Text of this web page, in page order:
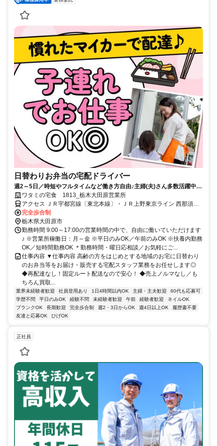
日替わりお弁当の宅配ドライバー
週2～5日／時短やフルタイムなど働き方自由♪主婦(夫)さん多数活躍中！
サポート体制バッチリなのでお子さんの行事でのお休みなども取りやす
い◎
ワタミの宅食 1813_栃木大田原営業所
アクセス ＪＲ宇都宮線〔東北本線〕・ＪＲ上野東京ライン 西那須野
東口徒歩約43分、ＪＲ宇都宮線〔東北本線〕・ＪＲ上野東京ライン
野崎（栃木県）徒歩約83分、ＪＲ東北新幹線 那須塩原西口徒歩約97
分
完全歩合制
栃木県大田原市
勤務時間 9:00～17:00の営業時間の中で、自由に働いていただけます
♪ ※営業所稼働日：月～金 ※平日のみOK／午前のみOK ※扶養内勤務
OK／短時間勤務OK ＊勤務時間・曜日応相談／お気軽にご...
仕事内容 ▼仕事内容 高齢の方をはじめとする地域のお宅に日替わり
のお弁当等をお届け・販売する宅配スタッフ業務をお任せします◎
◆再配達なし！固定ルート配送なので安心！ ◆売上ノルマなし／も
ちろん買取...
業界未経験者歓迎 社員登用あり 1日4時間以内OK 主婦・主夫歓迎
60代も応募可
学歴不問
平日のみOK 経験不問 未経験者歓迎 午前 経験者歓迎
ネイルOK
ブランクOK
長期歓迎 完全歩合制 週2・3日からOK 週4日以上OK
履歴書不要
友達と応募OK
ひげOK
正社員